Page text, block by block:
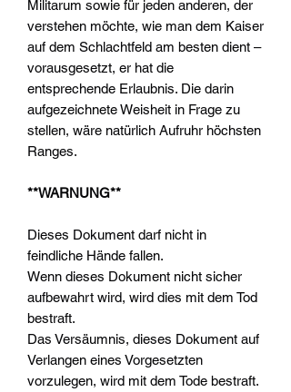
Militarum sowie für jeden anderen, der
verstehen möchte, wie man dem Kaiser
auf dem Schlachtfeld am besten dient –
vorausgesetzt, er hat die
entsprechende Erlaubnis. Die darin
aufgezeichnete Weisheit in Frage zu
stellen, wäre natürlich Aufruhr höchsten
Ranges.
**WARNUNG**
Dieses Dokument darf nicht in
feindliche Hände fallen.
Wenn dieses Dokument nicht sicher
aufbewahrt wird, wird dies mit dem Tod
bestraft.
Das Versäumnis, dieses Dokument auf
Verlangen eines Vorgesetzten
vorzulegen, wird mit dem Tode bestraft.